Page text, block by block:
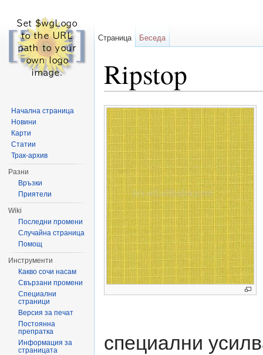
Ripstop
специални
Страница Беседа
Начална страница
Новини
Карти
Статии
Трак-архив
Разни
Връзки
Приятели
Wiki
Последни промени
Случайна страница
Помощ
Инструменти
Какво сочи насам
Свързани промени
Специални
страници
Версия за печат
Постоянна
препратка
Информация за
страницата